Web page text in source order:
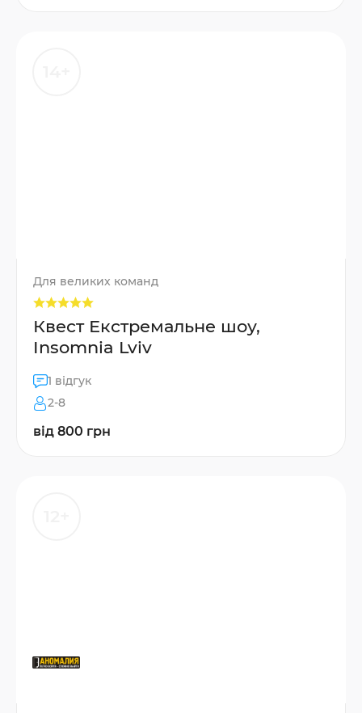
Для великих команд
Квест Екстремальне шоу,
Insomnia Lviv
1 відгук
2-8
від 800 грн